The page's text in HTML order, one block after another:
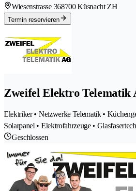
Wiesenstrasse 368700 Küsnacht ZH
Termin reservieren
Zweifel Elektro Telematik
Elektriker • Netzwerke Telematik •
Solarpanel • Elektrofahrzeuge •
Geschlossen